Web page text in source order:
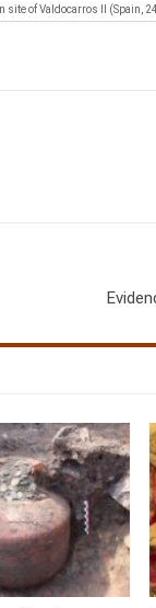
of Valdocarros II (Spain,